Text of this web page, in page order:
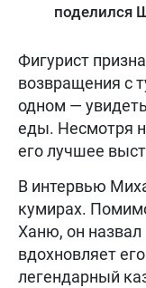
поделился
Фигурист
возвращения с
одном —
еды. Несмотря
его лучшее
В интервью
кумирах.
Ханю, он
вдохновляет
легендарный